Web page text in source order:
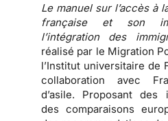
Le manuel sur l’accès à
française et son
l’intégration des
réalisé par le Migration
l’Institut universitaire de
collaboration avec
d’asile. Proposant des
des comparaisons